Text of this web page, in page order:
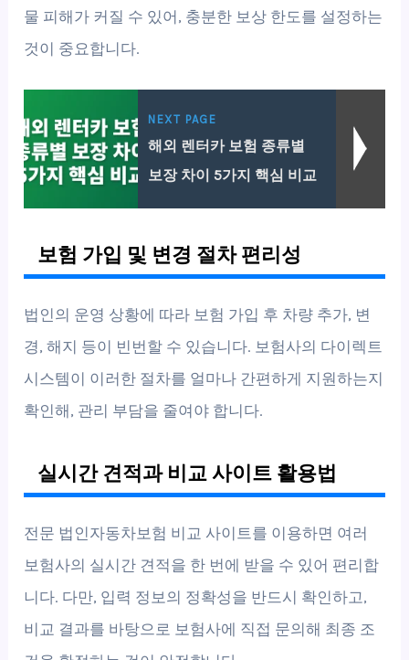
물 피해가 커질 수 있어, 충분한 보상 한도를 설정하는
것이 중요합니다.
NEXT PAGE
해외 렌터카 보험 종류별
보장 차이 5가지 핵심 비교
보험 가입 및 변경 절차 편리성
법인의 운영 상황에 따라 보험 가입 후 차량 추가, 변
경, 해지 등이 빈번할 수 있습니다. 보험사의 다이렉트
시스템이 이러한 절차를 얼마나 간편하게 지원하는지
확인해, 관리 부담을 줄여야 합니다.
실시간 견적과 비교 사이트 활용법
전문 법인자동차보험 비교 사이트를 이용하면 여러
보험사의 실시간 견적을 한 번에 받을 수 있어 편리합
니다. 다만, 입력 정보의 정확성을 반드시 확인하고,
비교 결과를 바탕으로 보험사에 직접 문의해 최종 조